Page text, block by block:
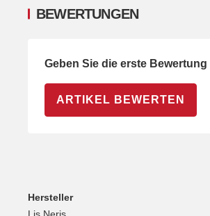
BEWERTUNGEN
Geben Sie die erste
ARTIKEL BEWERTEN
Hersteller